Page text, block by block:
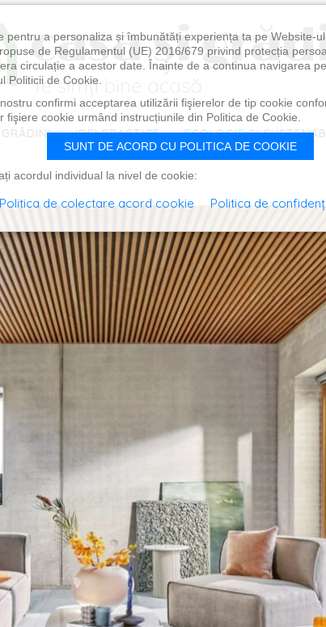
IDEI PRACTICE ECOLOGIE ȘI
pentru a personaliza și îmbunătăți experiența ta pe Website-
de Regulamentul (UE) 2016/679 privind protecția
circulație a acestor date. Înainte de a continua navigarea
Politicii de Cookie.
confirmi acceptarea utilizării fişierelor de tip cookie
cookie urmând instrucțiunile din Politica de Cookie.
SUNT DE ACORD CU POLITICA DE COOKIE
acordul individual la nivel de cookie:
Politica de colectare acord cookie Politica de